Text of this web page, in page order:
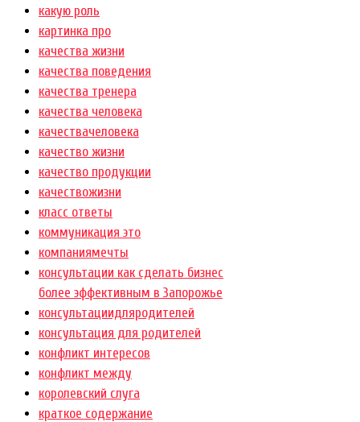
какую роль
картинка про
качества жизни
качества поведения
качества тренера
качества человека
качествачеловека
качество жизни
качество продукции
качествожизни
класс ответы
коммуникация это
компаниямечты
консультации как сделать бизнес
более эффективным в Запорожье
консультациидляродителей
консультация для родителей
конфликт интересов
конфликт между
королевский слуга
краткое содержание